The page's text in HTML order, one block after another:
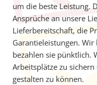
um die beste Leistung.
Ansprüche an unsere
Lieferbereitschaft, die
Garantieleistungen.
bezahlen sie pünktlich.
Arbeitsplätze zu
gestalten zu können.